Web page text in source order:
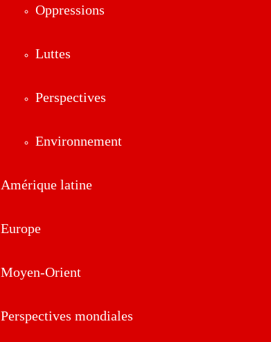
Oppressions
Luttes
Perspectives
Environnement
Amérique latine
Europe
Moyen-Orient
Perspectives mondiales